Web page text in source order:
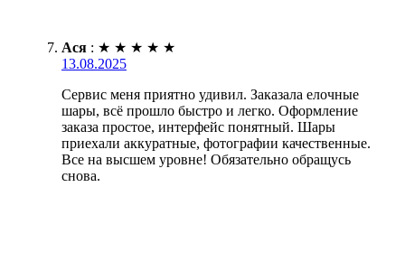
Ася : ★ ★ ★ ★ ★
13.08.2025
Сервис меня приятно удивил. Заказала елочные
шары, всё прошло быстро и легко. Оформление
заказа простое, интерфейс понятный. Шары
приехали аккуратные, фотографии качественные.
Все на высшем уровне! Обязательно обращусь
снова.